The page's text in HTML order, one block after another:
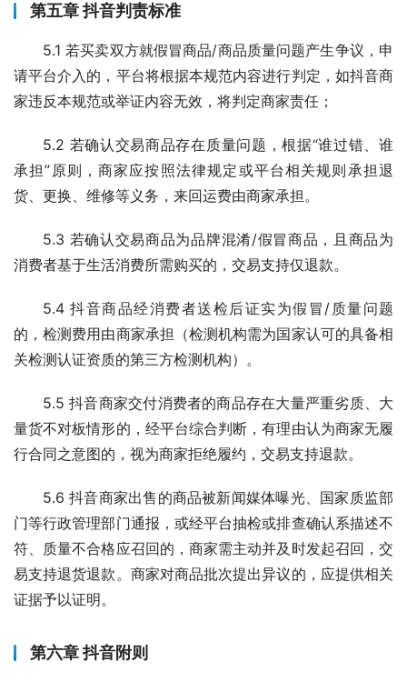
第五章 抖音判责标准
5.1 若买卖双方就假冒商品/商品质量问题产生争议，申
请平台介入的，平台将根据本规范内容进行判定，如抖音商
家违反本规范或举证内容无效，将判定商家责任；
5.2 若确认交易商品存在质量问题，根据“谁过错、谁
承担”原则，商家应按照法律规定或平台相关规则承担退
货、更换、维修等义务，来回运费由商家承担。
5.3 若确认交易商品为品牌混淆/假冒商品，且商品为
消费者基于生活消费所需购买的，交易支持仅退款。
5.4 抖音商品经消费者送检后证实为假冒/质量问题
的，检测费用由商家承担（检测机构需为国家认可的具备相
关检测认证资质的第三方检测机构）。
5.5 抖音商家交付消费者的商品存在大量严重劣质、大
量货不对板情形的，经平台综合判断，有理由认为商家无履
行合同之意图的，视为商家拒绝履约，交易支持退款。
5.6 抖音商家出售的商品被新闻媒体曝光、国家质监部
门等行政管理部门通报，或经平台抽检或排查确认系描述不
符、质量不合格应召回的，商家需主动并及时发起召回，交
易支持退货退款。商家对商品批次提出异议的，应提供相关
证据予以证明。
第六章 抖音附则